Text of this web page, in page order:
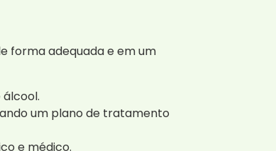
forma adequada e em um
um plano de tratamento
e médico.